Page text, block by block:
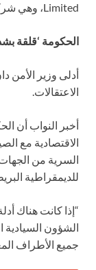
Limited، وهي شركة ضغط.
الحكومة ‘قلقة
أدلى وزير الأمن
الاعتقالات.
أخبر النواب أن
الاقتصادية مع
السرية من الجهات
للديمقراطية
“إذا كانت هناك
الشؤون
جميع الأطراف